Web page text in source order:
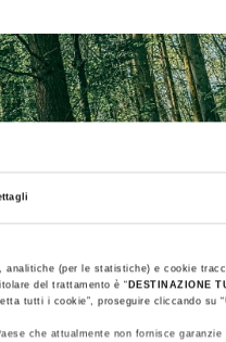
(per le statistiche) e cookie
del trattamento è “DESTINAZIONE
tutti i cookie”, proseguire cliccando su
che attualmente non fornisce